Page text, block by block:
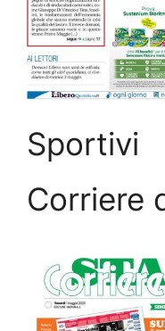
Sportivi
Corriere